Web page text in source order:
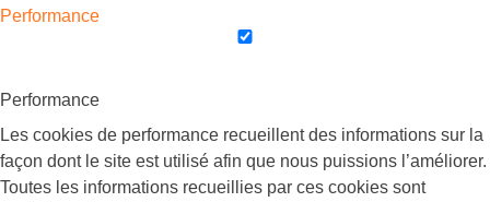
Performance
Performance
Les cookies de performance recueillent des informations sur la
façon dont le site est utilisé afin que nous puissions l’améliorer.
Toutes les informations recueillies par ces cookies sont